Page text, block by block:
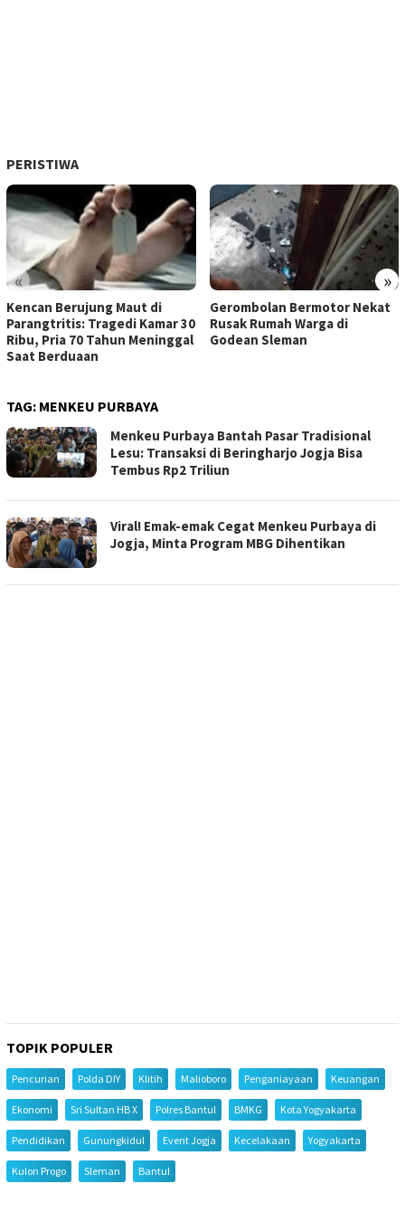
PERISTIWA
« »
Kencan Berujung Maut di
Parangtritis: Tragedi Kamar 30
Ribu, Pria 70 Tahun Meninggal
Saat Berduaan
Gerombolan Bermotor Nekat
Rusak Rumah Warga di
Godean Sleman
TAG: MENKEU PURBAYA
Menkeu Purbaya Bantah Pasar Tradisional
Lesu: Transaksi di Beringharjo Jogja Bisa
Tembus Rp2 Triliun
Viral! Emak-emak Cegat Menkeu Purbaya di
Jogja, Minta Program MBG Dihentikan
TOPIK POPULER
Pencurian Polda DIY Klitih Malioboro Penganiayaan Keuangan
Ekonomi Sri Sultan HB X Polres Bantul BMKG Kota Yogyakarta
Pendidikan Gunungkidul Event Jogja Kecelakaan Yogyakarta
Kulon Progo Sleman Bantul